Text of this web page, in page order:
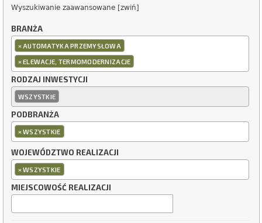
Wyszukiwanie zaawansowane [zwiń]
BRANŻA
× AUTOMATYKA PRZEMYSŁOWA
×ELEWACJE, TERMOMODERNIZACJE
RODZAJ INWESTYCJI
WSZYSTKIE
PODBRANŻA
×WSZYSTKIE
WOJEWÓDZTWO REALIZACJI
×WSZYSTKIE
MIEJSCOWOŚĆ REALIZACJI